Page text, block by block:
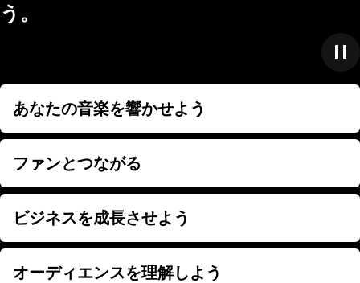
う。
あなたの音楽を響かせよう
あなたの音楽を響かせよう
ファンとつながる
ファンとつながる
ビジネスを成長させよう
ビジネスを成長させよう
オーディエンスを理解しよう
オーディエンスを理解しよう